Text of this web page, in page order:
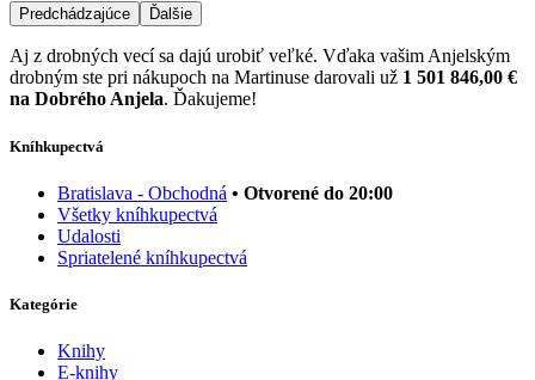
Predchádzajúce Ďalšie
Aj z drobných vecí sa dajú urobiť veľké. Vďaka vašim Anjelským
drobným ste pri nákupoch na Martinuse darovali už 1 501 846,00 €
na Dobrého Anjela. Ďakujeme!
Kníhkupectvá
Bratislava - Obchodná • Otvorené do 20:00
Všetky kníhkupectvá
Udalosti
Spriatelené kníhkupectvá
Kategórie
Knihy
E-knihy